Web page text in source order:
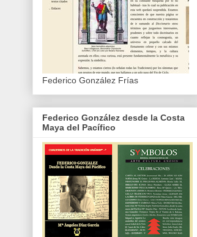
Federico González Frías
Federico González desde la Costa
Maya del Pacífico